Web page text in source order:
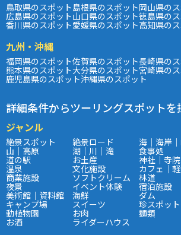
鳥取県のスポット島根県のスポット岡山県の
広島県のスポット山口県のスポット徳島県の
香川県のスポット愛媛県のスポット高知県の
九州・沖縄
福岡県のスポット佐賀県のスポット長崎県の
熊本県のスポット大分県のスポット宮崎県の
鹿児島県のスポット沖縄県のスポット
詳細条件からツーリングスポットを
ジャンル
絶景スポット 絶景ロード 海｜海岸
山｜高原 湖｜川｜滝 食事処
道の駅 お土産 神社｜寺院
温泉 文化施設 カフェ｜
商業施設 ソフトクリーム 林道
夜景 イベント体験 宿泊施設
美術館｜資料館 海鮮 ダム
キャンプ場 スイーツ 珍スポット
動植物園 お肉 麺類
お酒 ライダーハウス